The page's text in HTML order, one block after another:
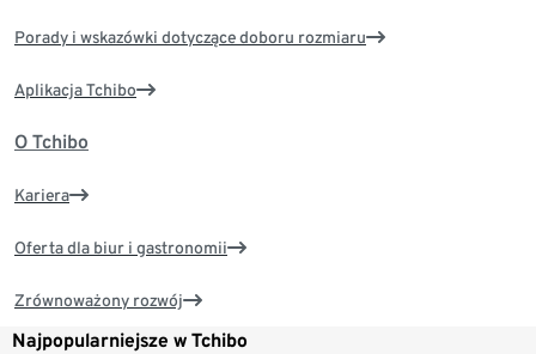
Porady i wskazówki dotyczące doboru rozmiaru
Aplikacja Tchibo
O Tchibo
Kariera
Oferta dla biur i gastronomii
Zrównoważony rozwój
Najpopularniejsze w Tchibo